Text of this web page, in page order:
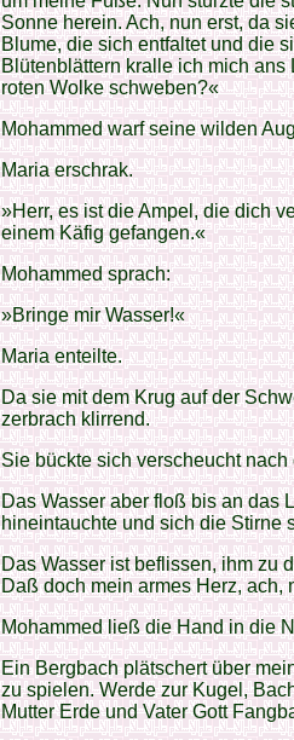
Sonne herein. Ach, nun erst, da
Blume, die sich entfaltet und die
Blütenblättern kralle ich mich
roten Wolke schweben?«
Mohammed warf seine wilden
Maria erschrak.
»Herr, es ist die Ampel, die dich
einem Käfig gefangen.«
Mohammed sprach:
»Bringe mir Wasser!«
Maria enteilte.
Da sie mit dem Krug auf der
zerbrach klirrend.
Sie bückte sich verscheucht
Das Wasser aber floß bis an das
hineintauchte und sich die Stirne
Das Wasser ist beflissen, ihm zu
Daß doch mein armes Herz, ach,
Mohammed ließ die Hand in die
Ein Bergbach plätschert über
zu spielen. Werde zur Kugel,
Mutter Erde und Vater Gott